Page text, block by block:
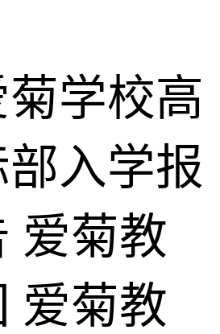
学校高
入学报
爱菊教
爱菊教